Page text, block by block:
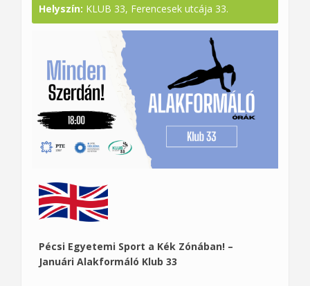
Helyszín: KLUB 33, Ferencesek utcája 33.
Pécsi Egyetemi Sport a Kék Zónában! –
Januári Alakformáló Klub 33